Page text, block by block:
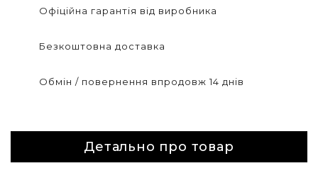
Офіційна гарантія від виробника
Безкоштовна доставка
Обмін / повернення впродовж 14 днів
Детально про товар